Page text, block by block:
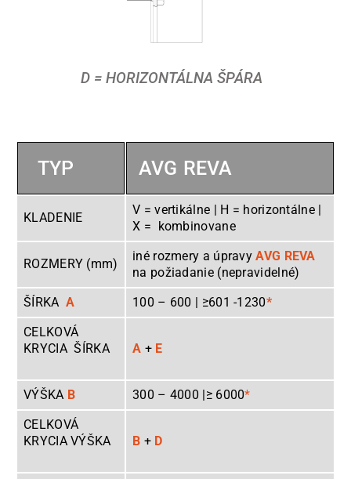
D = HORIZONTÁLNA ŠPÁRA
TYP AVG REVA
KLADENIE
V = vertikálne | H = horizontálne |
X = kombinovane
ROZMERY (mm)
iné rozmery a úpravyAVG REVA
na požiadanie (nepravidelné)
ŠÍRKAA 100 – 600 | ≥601 -1230*
CELKOVÁ
KRYCIA ŠÍRKA
A + E
VÝŠKA B 300 – 4000 |≥ 6000*
CELKOVÁ
KRYCIA VÝŠKA
B + D